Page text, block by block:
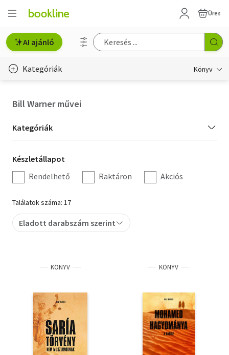
Üres
AI ajánló
Kategóriák Könyv
Hobbi, szabadidő
Irodalom
Művészet
Szakkönyv
Tankönyv, segédkönyv
Társadalomtudomány
Természettudomány
Történelem
Bill Warner művei
Kategória
szűrés
Kategóriák
Készletállapot
szűrés
Készletállapot
Rendelhető
Raktáron Akciós
Találatok száma: 17
Eladott darabszám szerint
KÖNYV KÖNYV